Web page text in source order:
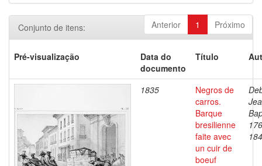
Anterior 1 Próximo
Conjunto de itens:
Pré-visualização
Data do
documento
Título
1835
Negros de
carros.
Barque
bresilienne
faite avec
un cuir de
boeuf